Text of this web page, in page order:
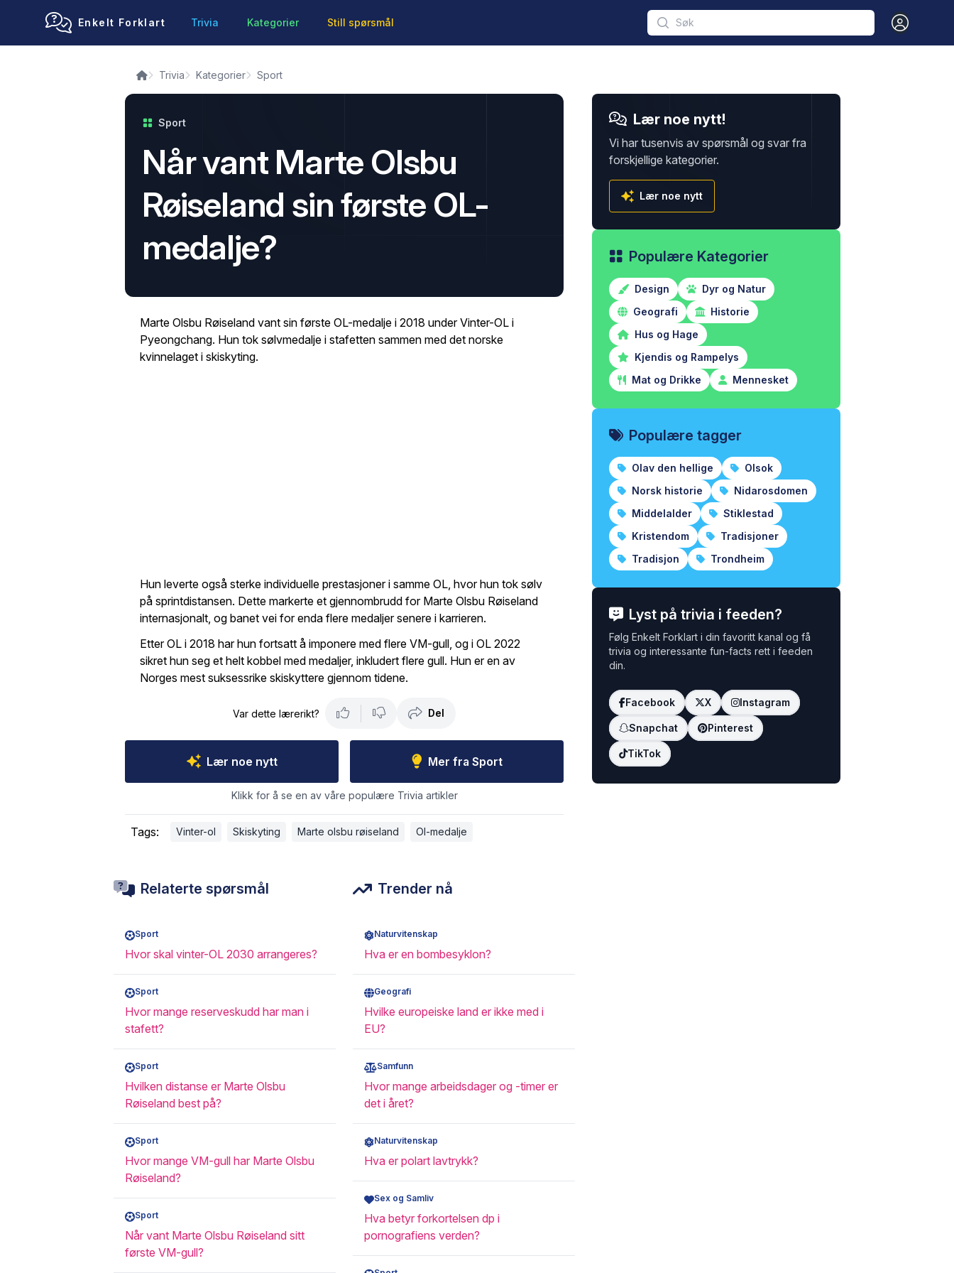
Enkelt Forklart Trivia Kategorier Still spørsmål Open user
Trivia Kategorier Sport
Sport
Når vant Marte Olsbu
Røiseland sin første OL-
medalje?
Marte Olsbu Røiseland vant sin første OL-medalje i 2018 under Vinter-OL i
Pyeongchang. Hun tok sølvmedalje i stafetten sammen med det norske
kvinnelaget i skiskyting.
Hun leverte også sterke individuelle prestasjoner i samme OL, hvor hun tok sølv
på sprintdistansen. Dette markerte et gjennombrudd for Marte Olsbu Røiseland
internasjonalt, og banet vei for enda flere medaljer senere i karrieren.
Etter OL i 2018 har hun fortsatt å imponere med flere VM-gull, og i OL 2022
sikret hun seg et helt kobbel med medaljer, inkludert flere gull. Hun er en av
Norges mest suksessrike skiskyttere gjennom tidene.
Var dette lærerikt? Del
Lær noe nytt Mer fra Sport
Klikk for å se en av våre populære Trivia artikler
Tags: Vinter-ol Skiskyting Marte olsbu røiseland Ol-medalje
Relaterte spørsmål
Sport
Hvor skal vinter-OL 2030 arrangeres?
Sport
Hvor mange reserveskudd har man i
stafett?
Sport
Hvilken distanse er Marte Olsbu
Røiseland best på?
Sport
Hvor mange VM-gull har Marte Olsbu
Røiseland?
Sport
Når vant Marte Olsbu Røiseland sitt
første VM-gull?
Trender nå
Naturvitenskap
Hva er en bombesyklon?
Geografi
Hvilke europeiske land er ikke med i
EU?
Samfunn
Hvor mange arbeidsdager og -timer er
det i året?
Naturvitenskap
Hva er polart lavtrykk?
Sex og Samliv
Hva betyr forkortelsen dp i
pornografiens verden?
Lær noe nytt!
Vi har tusenvis av spørsmål og svar fra
forskjellige kategorier.
Lær noe nytt
Populære Kategorier
Design
Dyr og Natur
Geografi
Historie
Hus og Hage
Kjendis og Rampelys
Mat og Drikke
Mennesket
Populære tagger
Olav den hellige
Olsok
Norsk historie
Nidarosdomen
Middelalder
Stiklestad
Kristendom
Tradisjoner
Tradisjon
Trondheim
Lyst på trivia i feeden?
Følg Enkelt Forklart i din favoritt kanal og få
trivia og interessante fun-facts rett i feeden
din.
Facebook X Instagram
Snapchat Pinterest
TikTok